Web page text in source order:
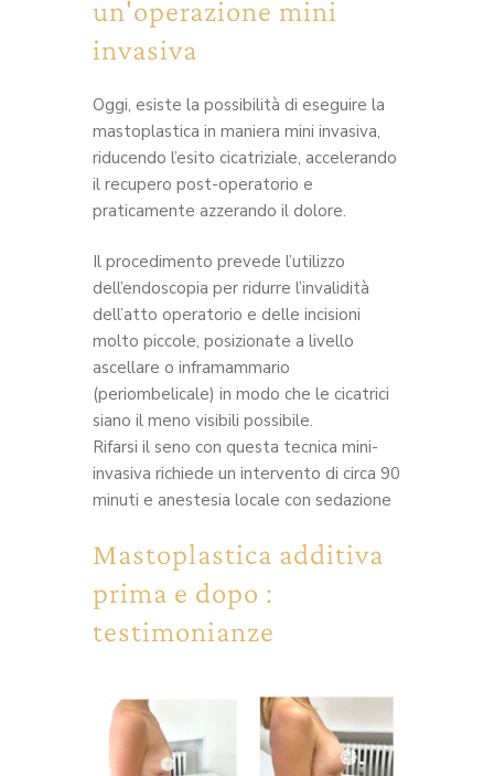
un'operazione mini
invasiva
Oggi, esiste la possibilità di eseguire la
mastoplastica in maniera mini invasiva,
riducendo l’esito cicatriziale, accelerando
il recupero post-operatorio e
praticamente azzerando il dolore.
Il procedimento prevede l’utilizzo
dell’endoscopia per ridurre l’invalidità
dell’atto operatorio e delle incisioni
molto piccole, posizionate a livello
ascellare o inframammario
(periombelicale) in modo che le cicatrici
siano il meno visibili possibile.
Rifarsi il seno con questa tecnica mini-
invasiva richiede un intervento di circa 90
minuti e anestesia locale con sedazione
Mastoplastica additiva
prima e dopo :
testimonianze